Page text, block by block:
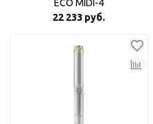
ECO MIDI-4
22 233 руб.